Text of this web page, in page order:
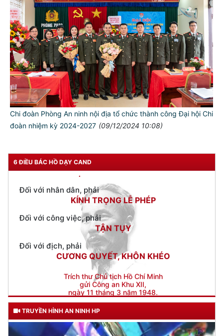
Chi đoàn Phòng An ninh nội địa tổ chức thành công Đại hội Chi
đoàn nhiệm kỳ 2024-2027 (09/12/2024 10:08)
6 ĐIỀU BÁC HỒ DẠY CAND
TƯ CÁCH
NGƯỜI CÔNG AN CÁCH MỆNH LÀ:
Đối với tự mình, phải
CẦN, KIỆM, LIÊM, CHÍNH
Đối với đồng sự, phải
THÂN ÁI GIÚP ĐỠ
Đối với chính phủ, phải
Đối với nhân dân, phải
KÍNH TRỌNG LỄ PHÉP
Đối với công việc, phải
TẬN TỤY
Đối với địch, phải
CƯƠNG QUYẾT, KHÔN KHÉO
Trích thư Chủ tịch Hồ Chí Minh
gửi Công an Khu XII,
ngày 11 tháng 3 năm 1948.
TRUYỀN HÌNH AN NINH HP